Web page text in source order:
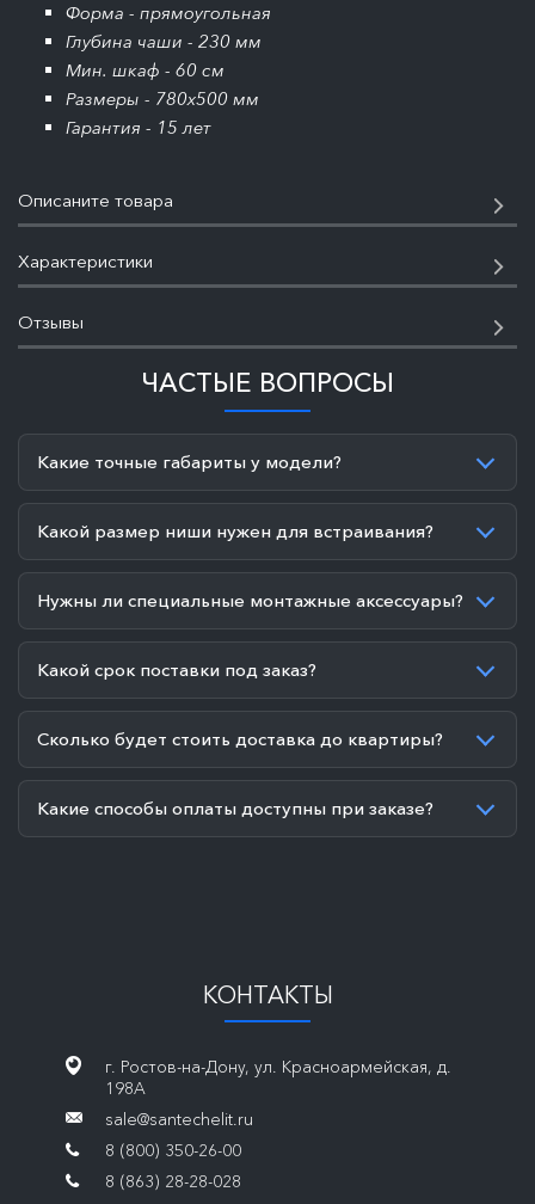
Форма - прямоугольная
Глубина чаши - 230 мм
Мин. шкаф - 60 см
Размеры - 780x500 мм
Гарантия - 15 лет
Описаните товара
Характеристики
Отзывы
ЧАСТЫЕ ВОПРОСЫ
Какие точные габариты у модели?
Какой размер ниши нужен для встраивания?
Нужны ли специальные монтажные аксессуары?
Какой срок поставки под заказ?
Сколько будет стоить доставка до квартиры?
Какие способы оплаты доступны при заказе?
КОНТАКТЫ
г. Ростов-на-Дону, ул. Красноармейская, д.
198А
sale@santechelit.ru
8 (800) 350-26-00
8 (863) 28-28-028